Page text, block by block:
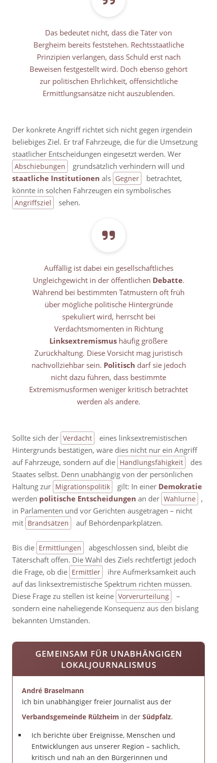
Das bedeutet nicht, dass die Täter von
Bergheim bereits feststehen. Rechtsstaatliche
Prinzipien verlangen, dass Schuld erst nach
Beweisen festgestellt wird. Doch ebenso gehört
zur politischen Ehrlichkeit, offensichtliche
Ermittlungsansätze nicht auszublenden.
Der konkrete Angriff richtet sich nicht gegen irgendein
beliebiges Ziel. Er traf Fahrzeuge, die für die Umsetzung
staatlicher Entscheidungen eingesetzt werden. Wer
Abschiebungen
grundsätzlich verhindern will und
staatliche Institutionen als Gegner
betrachtet,
könnte in solchen Fahrzeugen ein symbolisches
Angriffsziel sehen.
Auffällig ist dabei ein gesellschaftliches
Ungleichgewicht in der öffentlichen Debatte.
Während bei bestimmten Tatmustern oft früh
über mögliche politische Hintergründe
spekuliert wird, herrscht bei
Verdachtsmomenten in Richtung
Linksextremismus häufig größere
Zurückhaltung. Diese Vorsicht mag juristisch
nachvollziehbar sein. Politisch darf sie jedoch
nicht dazu führen, dass bestimmte
Extremismusformen weniger kritisch betrachtet
werden als andere.
Sollte sich der Verdacht
eines linksextremistischen
Hintergrunds bestätigen, wäre dies nicht nur ein Angriff
auf Fahrzeuge, sondern auf die Handlungsfähigkeit
des
Staates selbst. Denn unabhängig von der persönlichen
Haltung zur Migrationspolitik gilt: In einer Demokratie
werden politische Entscheidungen an der Wahlurne
,
in Parlamenten und vor Gerichten ausgetragen – nicht
mit Brandsätzen auf Behördenparkplätzen.
Bis die Ermittlungen
abgeschlossen sind, bleibt die
Täterschaft offen. Die Wahl des Ziels rechtfertigt jedoch
die Frage, ob die Ermittler
ihre Aufmerksamkeit auch
auf das linksextremistische Spektrum richten müssen.
Diese Frage zu stellen ist keine Vorverurteilung
–
sondern eine naheliegende Konsequenz aus den bislang
bekannten Umständen.
GEMEINSAM FÜR UNABHÄNGIGEN
LOKALJOURNALISMUS
André Braselmann
Ich bin unabhängiger freier Journalist aus der
Verbandsgemeinde Rülzheim in der Südpfalz.
Ich berichte über Ereignisse, Menschen und
Entwicklungen aus unserer Region – sachlich,
kritisch und nah an den Bürgerinnen und